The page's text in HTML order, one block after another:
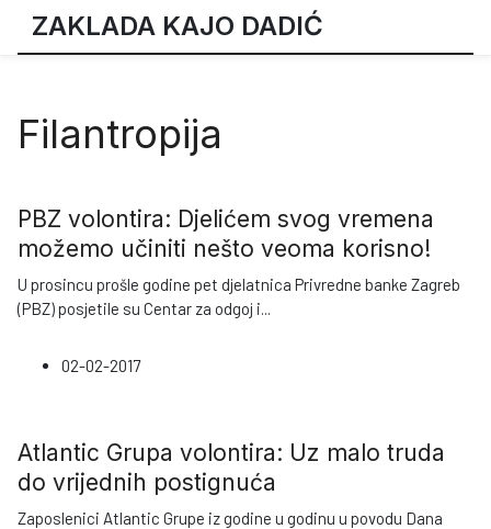
ZAKLADA KAJO DADIĆ
Filantropija
PBZ volontira: Djelićem svog vremena
možemo učiniti nešto veoma korisno!
U prosincu prošle godine pet djelatnica Privredne banke Zagreb
(PBZ) posjetile su Centar za odgoj i...
02-02-2017
Atlantic Grupa volontira: Uz malo truda
do vrijednih postignuća
Zaposlenici Atlantic Grupe iz godine u godinu u povodu Dana